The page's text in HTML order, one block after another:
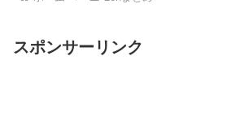
スポンサーリンク